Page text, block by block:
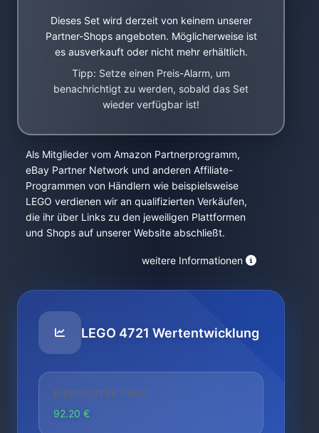
Dieses Set wird derzeit von keinem unserer
Partner-Shops angeboten. Möglicherweise ist
es ausverkauft oder nicht mehr erhältlich.
Tipp: Setze einen Preis-Alarm, um
benachrichtigt zu werden, sobald das Set
wieder verfügbar ist!
Als Mitglieder vom Amazon Partnerprogramm,
eBay Partner Network und anderen Affiliate-
Programmen von Händlern wie beispielsweise
LEGO verdienen wir an qualifizierten Verkäufen,
die ihr über Links zu den jeweiligen Plattformen
und Shops auf unserer Website abschließt.
weitere Informationen
LEGO 4721 Wertentwicklung
NIEDRIGSTER PREIS
92.20 €